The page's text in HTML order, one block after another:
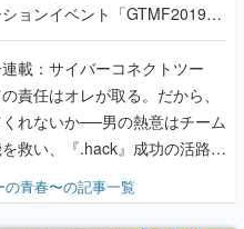
ョンイベント「GTMF2019」
り理解を深めよう【PR】
連載：サイバーコネクトツー
責任はオレが取る。だから、
れないか──男の熱意はチーム
救い、『.hack』成功の活路を
プ』色だった【若ゲのいた
の青春〜の記事一覧